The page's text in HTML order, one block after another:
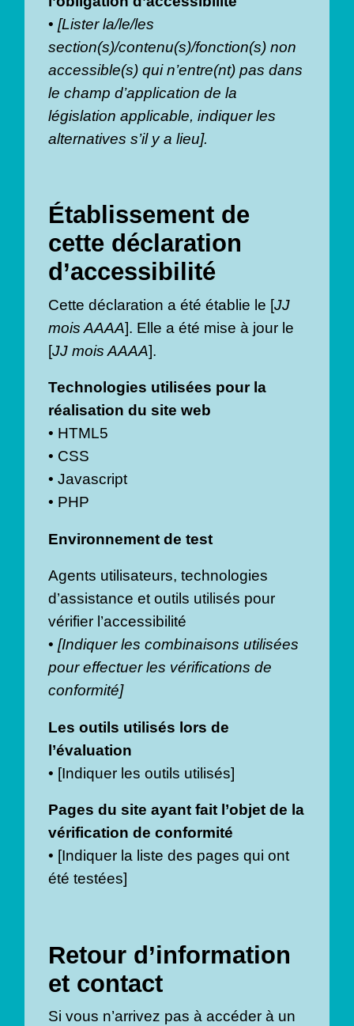
• [Lister la/le/les
section(s)/contenu(s)/fonction(s) non
accessible(s) qui n’entre(nt) pas dans
le champ d’application de la
législation applicable, indiquer les
alternatives s’il y a lieu].
Établissement de
cette déclaration
d’accessibilité
Cette déclaration a été établie le [JJ
mois AAAA]. Elle a été mise à jour le
[JJ mois AAAA].
Technologies utilisées pour la
réalisation du site web
• HTML5
• CSS
• Javascript
• PHP
Environnement de test
Agents utilisateurs, technologies
d’assistance et outils utilisés pour
vérifier l’accessibilité
•[Indiquer les combinaisons utilisées
pour effectuer les vérifications de
conformité]
Les outils utilisés lors de
l’évaluation
• [Indiquer les outils utilisés]
Pages du site ayant fait l’objet de la
vérification de conformité
• [Indiquer la liste des pages qui ont
été testées]
Retour d’information
et contact
Si vous n’arrivez pas à accéder à un